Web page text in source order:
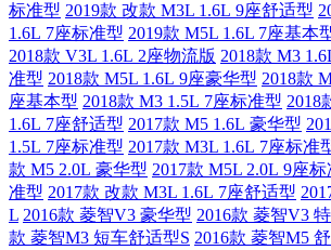
标准型 2019款 改款 M3L 1.6L 9座舒适型
1.6L 7座标准型 2019款 M5L 1.6L 7座基本
2018款 V3L 1.6L 2座物流版 2018款 M3
准型 2018款 M5L 1.6L 9座豪华型 2018款
座基本型 2018款 M3 1.5L 7座标准型 2018
1.6L 7座舒适型 2017款 M5 1.6L 豪华型
1.5L 7座标准型 2017款 M3L 1.6L 7座标准
款 M5 2.0L 豪华型 2017款 M5L 2.0L 9座标
准型 2017款 改款 M3L 1.6L 7座舒适型
L 2016款 菱智V3 豪华型 2016款 菱智V3
款 菱智M3 短车舒适型S 2016款 菱智M5